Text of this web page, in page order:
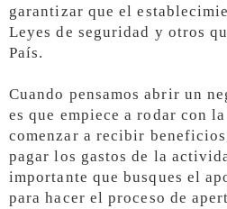
garantizar que el
Leyes de seguridad y otros
País.
Cuando pensamos abrir un
es que empiece a rodar con
comenzar a recibir
pagar los gastos de la
importante que busques el
para hacer el proceso de